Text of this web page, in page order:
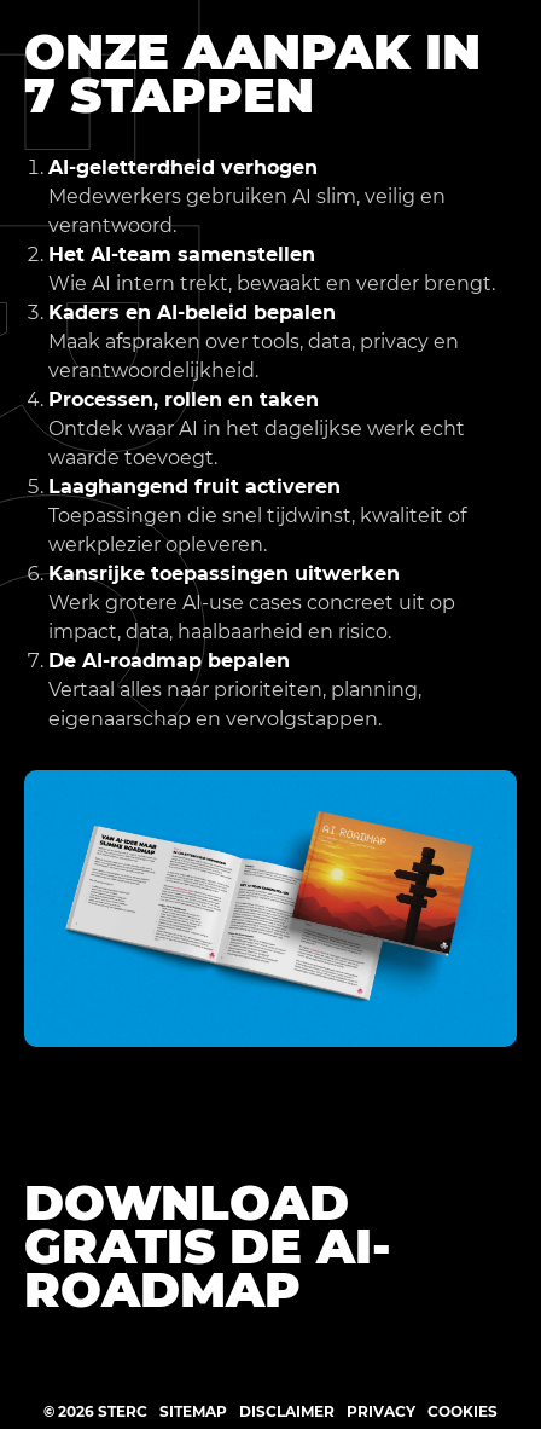
ONZE AANPAK IN
7 STAPPEN
AI-geletterdheid verhogen
Medewerkers gebruiken AI slim, veilig en
verantwoord.
Het AI-team samenstellen
Wie AI intern trekt, bewaakt en verder brengt.
Kaders en AI-beleid bepalen
Maak afspraken over tools, data, privacy en
verantwoordelijkheid.
Processen, rollen en taken
Ontdek waar AI in het dagelijkse werk echt
waarde toevoegt.
Laaghangend fruit activeren
Toepassingen die snel tijdwinst, kwaliteit of
werkplezier opleveren.
Kansrijke toepassingen uitwerken
Werk grotere AI-use cases concreet uit op
impact, data, haalbaarheid en risico.
De AI-roadmap bepalen
Vertaal alles naar prioriteiten, planning,
eigenaarschap en vervolgstappen.
DOWNLOAD
GRATIS DE AI-
ROADMAP
© 2026 STERC SITEMAP DISCLAIMER PRIVACY COOKIES